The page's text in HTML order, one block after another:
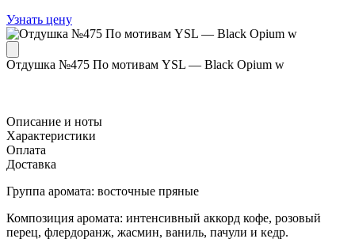
Узнать цену
Отдушка №475 По мотивам YSL — Black Opium w
Описание и ноты
Характеристики
Оплата
Доставка
Группа аромата: восточные пряные
Композиция аромата: интенсивный аккорд кофе, розовый
перец, флердоранж, жасмин, ваниль, пачули и кедр.